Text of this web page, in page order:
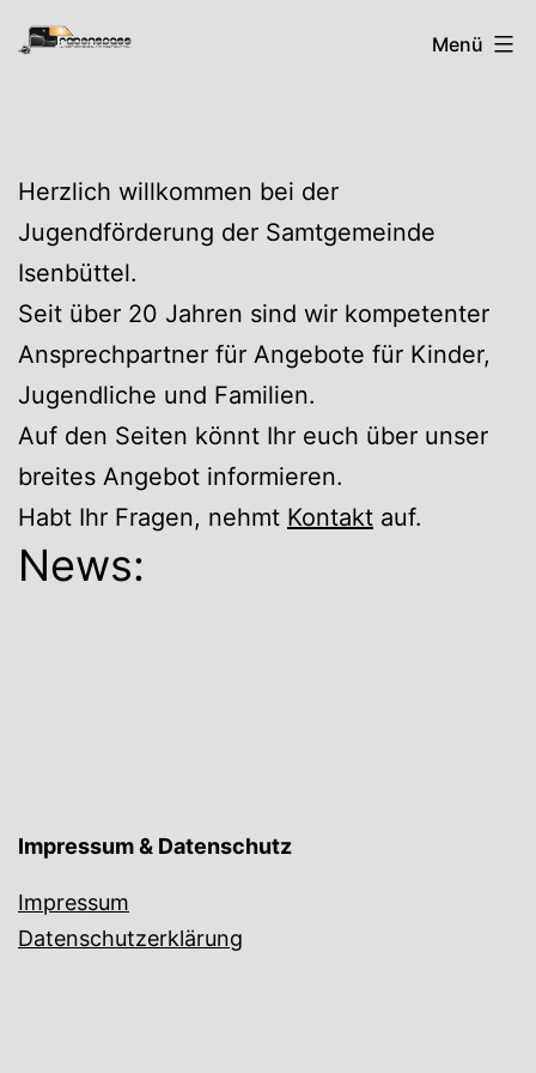
Zum
Inhalt
RabenspassMenü
Herzlich willkommen bei der
Jugendförderung der Samtgemeinde
Isenbüttel.
Seit über 20 Jahren sind wir kompetenter
Ansprechpartner für Angebote für Kinder,
Jugendliche und Familien.
Auf den Seiten könnt Ihr euch über unser
breites Angebot informieren.
Habt Ihr Fragen, nehmt Kontakt auf.
News:
Impressum & Datenschutz
Impressum
Datenschutzerklärung